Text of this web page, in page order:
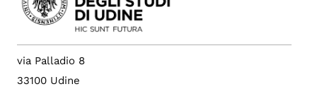
via Palladio 8
33100 Udine